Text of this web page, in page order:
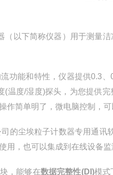
（以下简称仪器）用于测量
功能和特性，仪器提供0.3、
(温度/湿度)探头，为您提供
作简单明了 ， 微电脑控制，可
司的尘埃粒子计数器专用通
用，也可以集成到在线设备监
，能够在数据完整性(DI)模式